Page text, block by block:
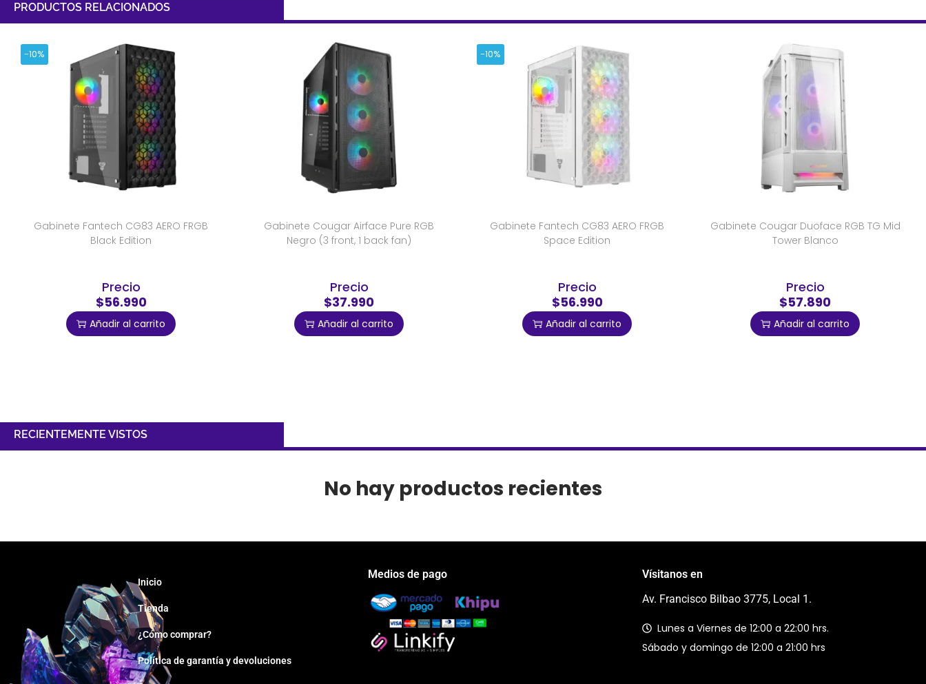
PRODUCTOS RELACIONADOS
-10%
Gabinete Fantech CG83 AERO FRGB
Black Edition
Precio
$56.990
Añadir al carrito
Gabinete Cougar Airface Pure RGB
Negro (3 front, 1 back fan)
Precio
$37.990
Añadir al carrito
-10%
Gabinete Fantech CG83 AERO FRGB
Space Edition
Precio
$56.990
Añadir al carrito
Gabinete Cougar Duoface RGB TG Mid
Tower Blanco
Precio
$57.890
Añadir al carrito
RECIENTEMENTE VISTOS
No hay productos recientes
Inicio
Tienda
¿Cómo comprar?
Política de garantía y devoluciones
Medios de pago
Vísitanos en
Av. Francisco Bilbao 3775, Local 1.
Lunes a Viernes de 12:00 a 22:00 hrs.
Sábado y domingo de 12:00 a 21:00 hrs